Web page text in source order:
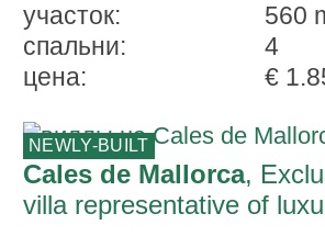
участок:
560
спальни:
4
ценa:
€
NEWLY-BUILT
Cales de Mallorca,
villa representative of